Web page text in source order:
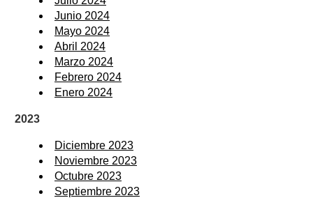
Junio 2024
Mayo 2024
Abril 2024
Marzo 2024
Febrero 2024
Enero 2024
2023
Diciembre 2023
Noviembre 2023
Octubre 2023
Septiembre 2023